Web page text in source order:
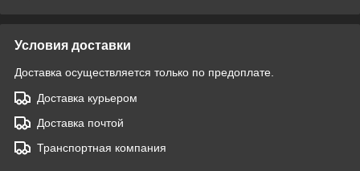
Условия доставки
Доставка осуществляется только по предоплате.
Доставка курьером
Доставка почтой
Транспортная компания